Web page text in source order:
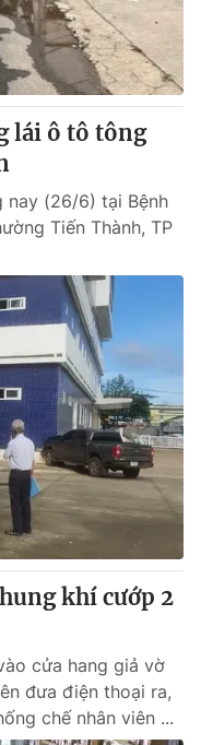
video
thao
sản
Việt
bằng AI
lái ô tô tông
nay (26/6) tại Bệnh
Tiến Thành, TP
khí cướp 2
cửa hang giả vờ
đưa điện thoại ra,
chế nhân viên ...